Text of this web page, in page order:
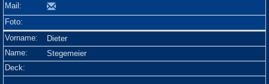
Dieter
Stegemeier